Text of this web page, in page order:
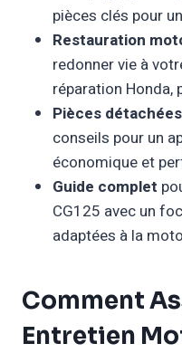
pièces clés pour
Restauration
redonner vie à
réparation Honda,
Pièces
conseils pour un
économique et
Guide complet
CG125 avec un
adaptées à la
Comment
Entretien